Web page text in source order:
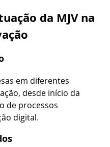
da MJV na
em diferentes
desde início da
de processos
digital.